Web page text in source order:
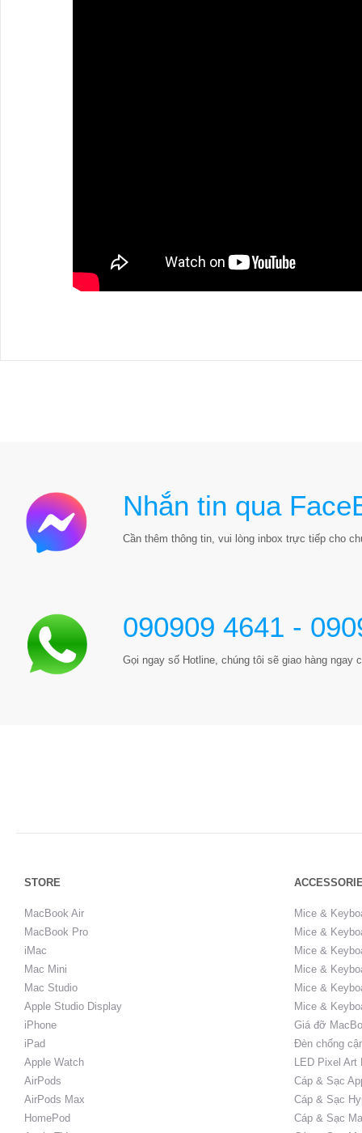
Nhắn tin qua
Cần thêm thông tin, vui lòng inbox trực tiếp cho
090909 4641 -
Gọi ngay số Hotline, chúng tôi sẽ giao hàng ngay
STORE
MacBook Air
MacBook Pro
iMac
Mac Mini
Mac Studio
Apple Studio Display
iPhone
iPad
Apple Watch
AirPods
AirPods Max
HomePod
Mice &
Mice &
Mice &
Mice &
Mice &
Mice &
Giá đỡ
Đèn chống
LED Pixel Art
Cáp & Sạc
Cáp & Sạc
Cáp & Sạc